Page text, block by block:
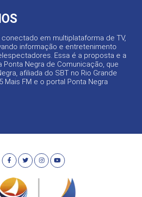
em multiplataforma de TV,
informação e entretenimento
Essa é a proposta e a
Negra de Comunicação, que
afiliada do SBT no Rio Grande
Mais FM e o portal Ponta Negra